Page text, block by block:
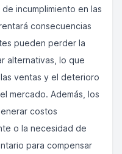
incumplimiento en las
consecuencias
pueden perder la
alternativas, lo que
ventas y el deterioro
mercado. Además, los
costos
o la necesidad de
para compensar